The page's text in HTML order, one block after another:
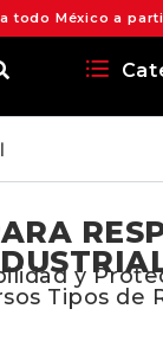
a todo México a
y
Tipos de